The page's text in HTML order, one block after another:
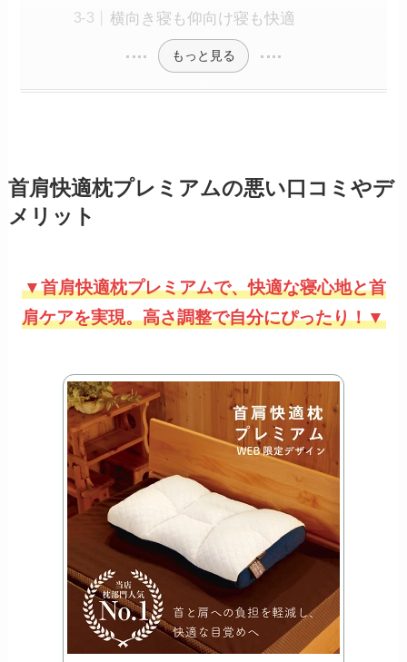
横向き寝も仰向け寝も快適
もっと見る
首肩快適枕プレミアムの悪い口コミやデ
メリット
▼首肩快適枕プレミアムで、快適な寝心地と首
肩ケアを実現。高さ調整で自分にぴったり！▼